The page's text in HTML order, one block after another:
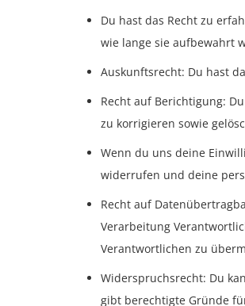
Du hast das Recht zu
wie lange sie aufbewahrt
Auskunftsrecht: Du hast
Recht auf Berichtigung:
zu korrigieren sowie
Wenn du uns deine
widerrufen und deine
Recht auf
Verarbeitung
Verantwortlichen zu
Widerspruchsrecht: Du
gibt berechtigte Gründe